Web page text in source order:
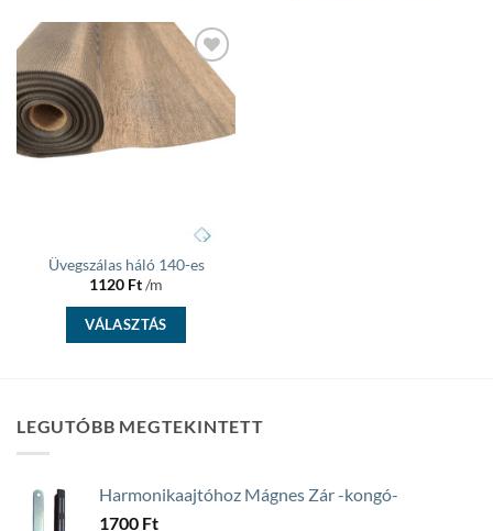
Add to
wishlist
Üvegszálas háló 140-es
1120 Ft/m
VÁLASZTÁS
LEGUTÓBB MEGTEKINTETT
Harmonikaajtóhoz Mágnes Zár -kongó-
1700 Ft